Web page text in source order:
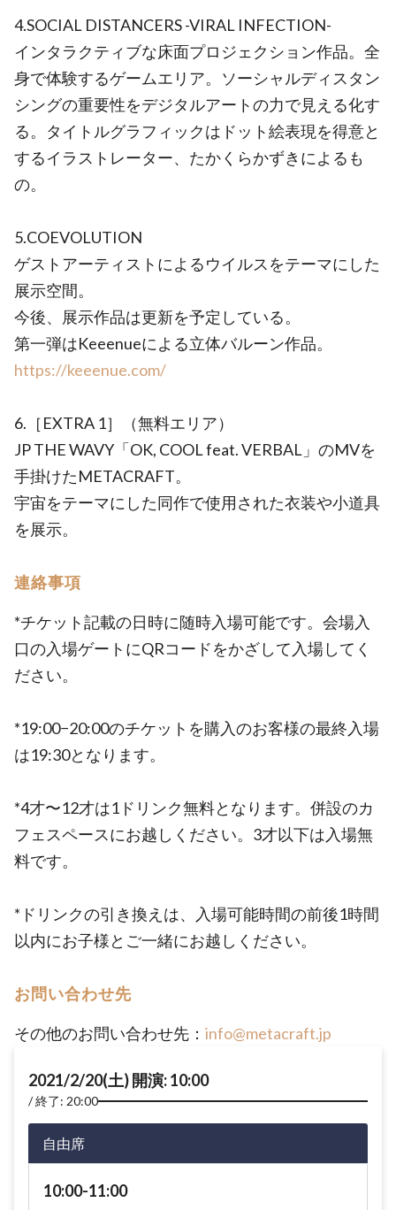
4.SOCIAL DISTANCERS -VIRAL INFECTION-
インタラクティブな床面プロジェクション作品。全
身で体験するゲームエリア。ソーシャルディスタン
シングの重要性をデジタルアートの力で見える化す
る。タイトルグラフィックはドット絵表現を得意と
するイラストレーター、たかくらかずきによるも
の。
5.COEVOLUTION
ゲストアーティストによるウイルスをテーマにした
展示空間。
今後、展示作品は更新を予定している。
第一弾はKeeenueによる立体バルーン作品。
https://keeenue.com/
6.［EXTRA 1］（無料エリア）
JP THE WAVY「OK, COOL feat. VERBAL」のMVを
手掛けたMETACRAFT。
宇宙をテーマにした同作で使用された衣装や小道具
を展示。
連絡事項
*チケット記載の日時に随時入場可能です。会場入
口の入場ゲートにQRコードをかざして入場してく
ださい。
*19:00−20:00のチケットを購入のお客様の最終入場
は19:30となります。
*4才〜12才は1ドリンク無料となります。併設のカ
フェスペースにお越しください。3才以下は入場無
料です。
*ドリンクの引き換えは、入場可能時間の前後1時間
以内にお子様とご一緒にお越しください。
お問い合わせ先
その他のお問い合わせ先： info@metacraft.jp
2021/2/20(土) 開演: 10:00
終了: 20:00
自由席
10:00-11:00